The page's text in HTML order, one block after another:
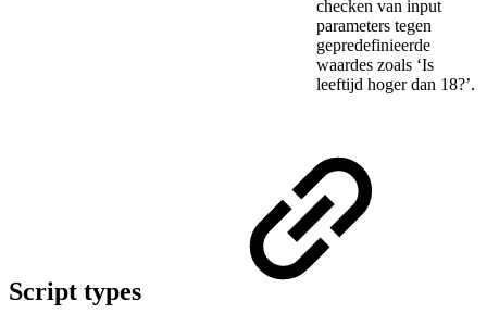
checken van input
parameters tegen
gepredefinieerde
waardes zoals ‘Is
leeftijd hoger dan 18?’.
Script types